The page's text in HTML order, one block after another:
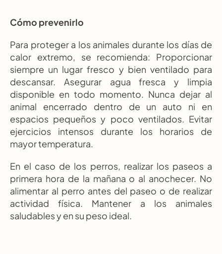
Cómo prevenirlo
Para proteger a los animales durante los días de
calor extremo, se recomienda: Proporcionar
siempre un lugar fresco y bien ventilado para
descansar. Asegurar agua fresca y limpia
disponible en todo momento. Nunca dejar al
animal encerrado dentro de un auto ni en
espacios pequeños y poco ventilados. Evitar
ejercicios intensos durante los horarios de
mayor temperatura.
En el caso de los perros, realizar los paseos a
primera hora de la mañana o al anochecer. No
alimentar al perro antes del paseo o de realizar
actividad física. Mantener a los animales
saludables y en su peso ideal.